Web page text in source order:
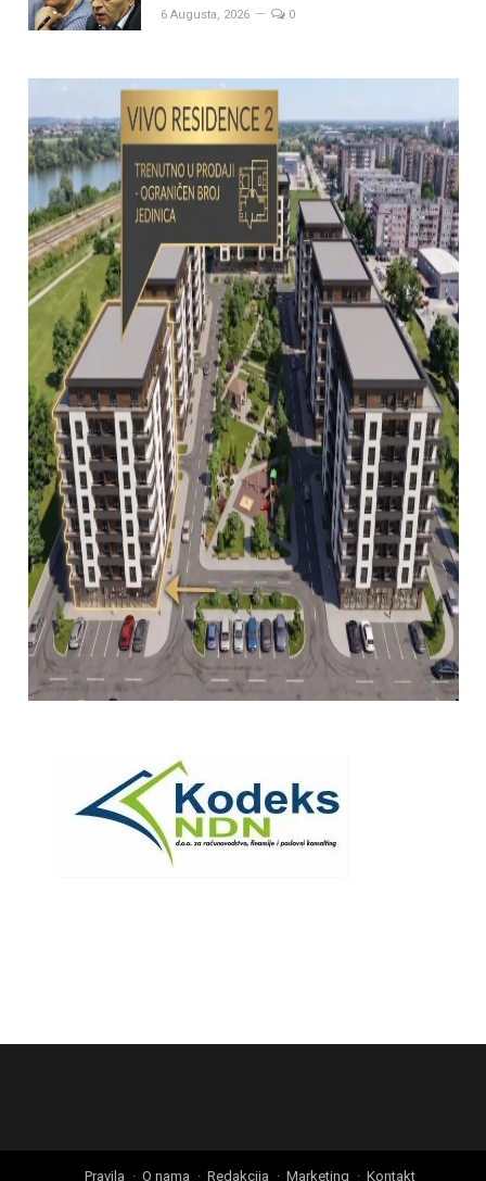
6 Augusta, 2026 0
Pravila O nama Redakcija Marketing Kontakt